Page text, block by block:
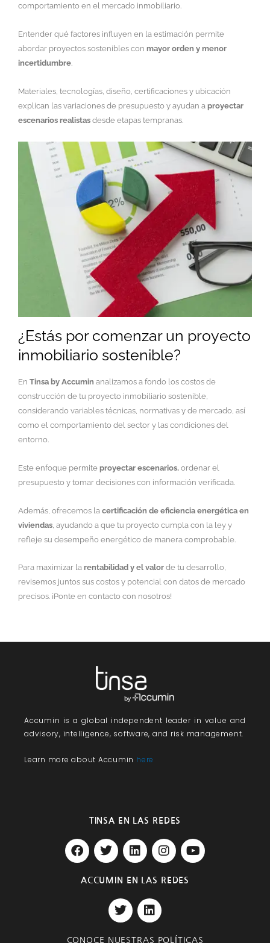
comportamiento en el mercado inmobiliario.
Entender qué factores influyen en la estimación permite
abordar proyectos sostenibles con mayor orden y menor
incertidumbre.
Materiales, tecnologías, diseño, certificaciones y ubicación
explican las variaciones de presupuesto y ayudan a proyectar
escenarios realistas desde etapas tempranas.
¿Estás por comenzar un proyecto
inmobiliario sostenible?
En Tinsa by Accumin analizamos a fondo los costos de
construcción de tu proyecto inmobiliario sostenible,
considerando variables técnicas, normativas y de mercado, así
como el comportamiento del sector y las condiciones del
entorno.
Este enfoque permite proyectar escenarios, ordenar el
presupuesto y tomar decisiones con información verificada.
Además, ofrecemos la certificación de eficiencia energética en
viviendas , ayudando a que tu proyecto cumpla con la ley y
refleje su desempeño energético de manera comprobable.
Para maximizar la rentabilidad y el valor de tu desarrollo,
revisemos juntos sus costos y potencial con datos de mercado
precisos. ¡Ponte en contacto con nosotros!
Accumin is a global independent leader in value and
advisory, intelligence, software, and risk management.
Learn more about Accumin here
TINSA EN LAS REDES
F
a
e
T
w
t
e
r
L
i
k
d
I
n
t
Y
o
ACCUMIN EN LAS REDES
T
w
t
L
i
k
CONOCE NUESTRAS POLÍTICAS